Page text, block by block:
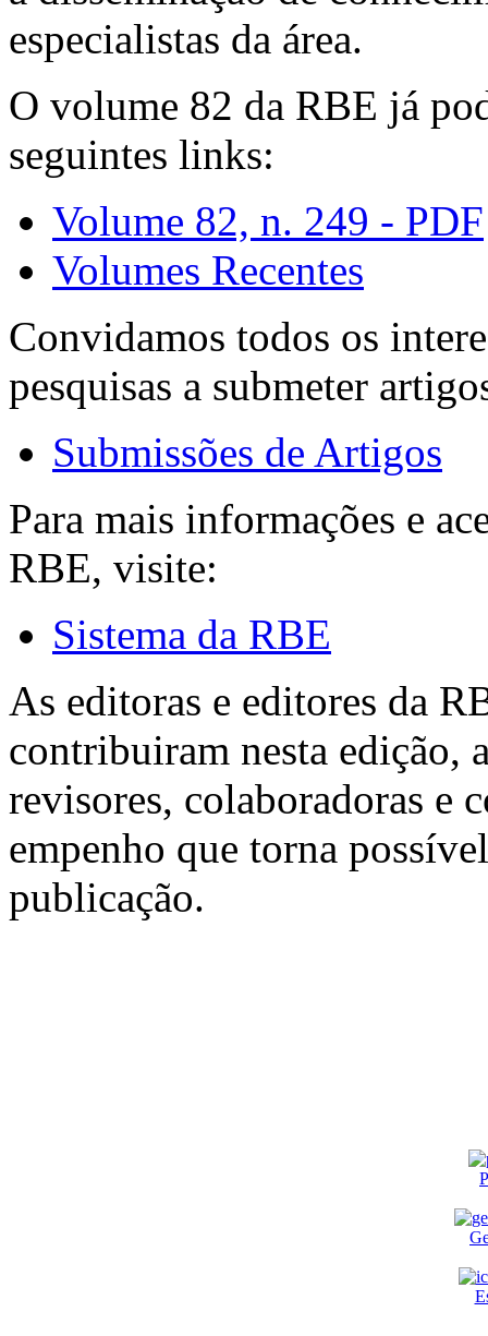
especialistas da área.
O volume 82 da RBE já
seguintes links:
Volume 82, n. 249 - PDF
Volumes Recentes
Convidamos todos os
pesquisas a submeter
Submissões de Artigos
Para mais informações e
RBE, visite:
Sistema da RBE
As editoras e editores da
contribuiram nesta edição,
revisores, colaboradoras e
empenho que torna
publicação.